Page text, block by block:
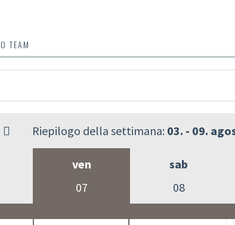
TEAM
Riepilogo della settimana: 03. - 09.
ven
07
sab
08